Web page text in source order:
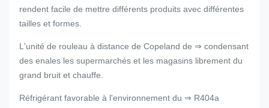
rendent facile de mettre différents produits avec différentes
tailles et formes.
L'unité de rouleau à distance de Copeland de ⇒ condensant
des enales les supermarchés et les magasins librement du
grand bruit et chauffe.
Réfrigérant favorable à l'environnement du ⇒ R404a